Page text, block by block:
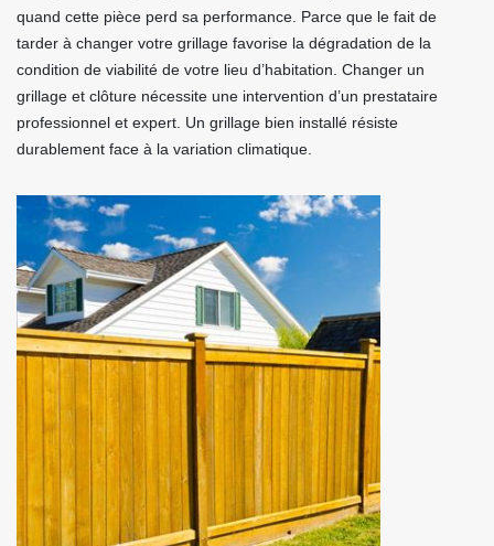
quand cette pièce perd sa performance. Parce que le fait de
tarder à changer votre grillage favorise la dégradation de la
condition de viabilité de votre lieu d’habitation. Changer un
grillage et clôture nécessite une intervention d’un prestataire
professionnel et expert. Un grillage bien installé résiste
durablement face à la variation climatique.